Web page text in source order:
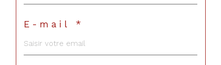
E-mail *